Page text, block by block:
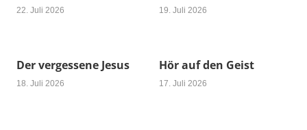
22. Juli 2026 19. Juli 2026
Der vergessene Jesus
18. Juli 2026
Hör auf den Geist
17. Juli 2026